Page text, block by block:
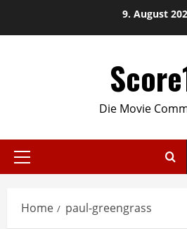
9. August
Die Movie
Primary
Home paul-greengrass